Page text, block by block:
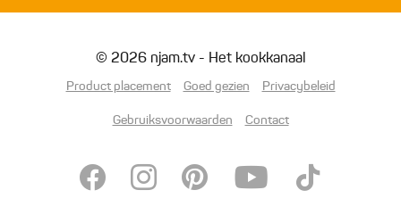
© 2026 njam.tv - Het kookkanaal
Product placement Goed gezien Privacybeleid
Gebruiksvoorwaarden Contact